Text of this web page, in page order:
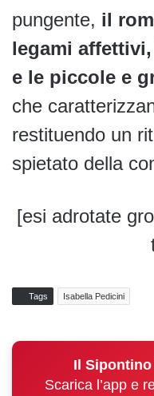
pungente, il
legami
e le piccole e
che
restituendo un
spietato della
[esi adrotate
Tags Isabella Pedicini
Il
Scarica l’app e